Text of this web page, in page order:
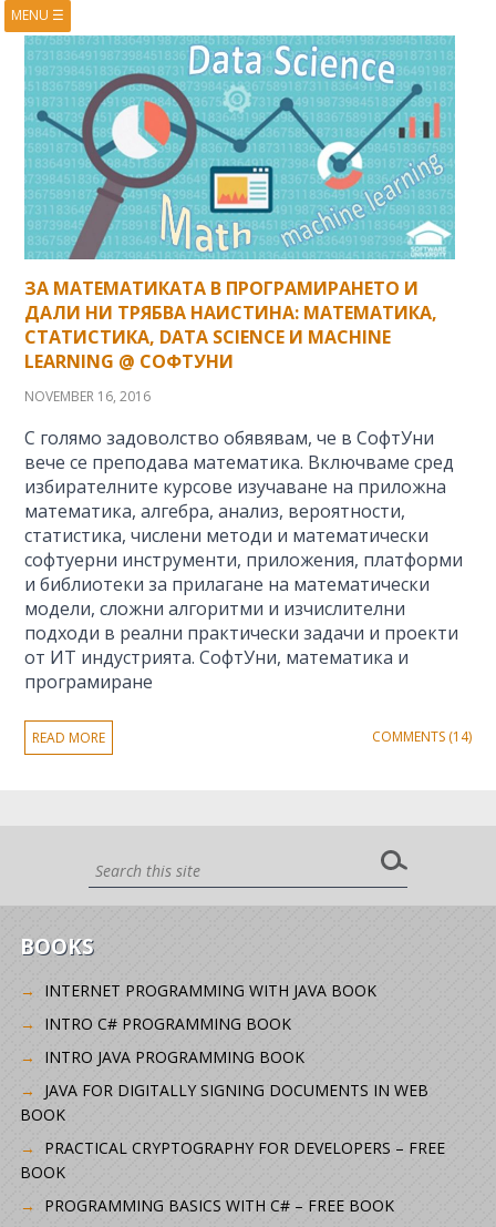
MENU ☰
HOME
ABOUT
BOOKS
COURSES
VIDEOS
PRESENTATIONS
RESEARCH
PUBLICATIONS
CONTACTS
RSS FEED
ЗА МАТЕМАТИКАТА В ПРОГРАМИРАНЕТО И
ДАЛИ НИ ТРЯБВА НАИСТИНА: МАТЕМАТИКА,
СТАТИСТИКА, DATA SCIENCE И MACHINE
LEARNING @ СОФТУНИ
NOVEMBER 16, 2016
С голямо задоволство обявявам, че в СофтУни
вече се преподава математика. Включваме сред
избирателните курсове изучаване на приложна
математика, алгебра, анализ, вероятности,
статистика, числени методи и математически
софтуерни инструменти, приложения, платформи
и библиотеки за прилагане на математически
модели, сложни алгоритми и изчислителни
подходи в реални практически задачи и проекти
от ИТ индустрията. СофтУни, математика и
програмиране
READ MORE COMMENTS (14)
BOOKS
INTERNET PROGRAMMING WITH JAVA BOOK
INTRO C# PROGRAMMING BOOK
INTRO JAVA PROGRAMMING BOOK
JAVA FOR DIGITALLY SIGNING DOCUMENTS IN WEB
BOOK
PRACTICAL CRYPTOGRAPHY FOR DEVELOPERS – FREE
BOOK
PROGRAMMING BASICS WITH C# – FREE BOOK